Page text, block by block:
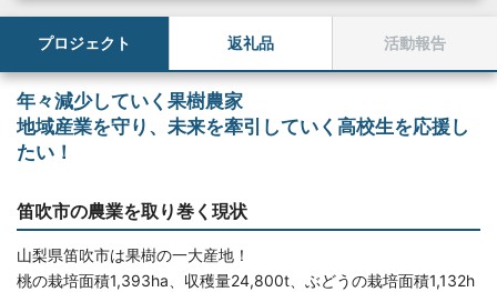
プロジェクト 返礼品 活動報告
年々減少していく果樹農家
地域産業を守り、未来を牽引していく高校生を応援し
たい！
笛吹市の農業を取り巻く現状
山梨県笛吹市は果樹の一大産地！
桃の栽培面積1,393ha、収穫量24,800t、ぶどうの栽培面積1,132h